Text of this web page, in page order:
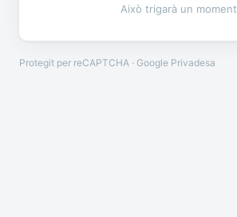
Això trigarà un moment
Protegit per reCAPTCHA · Google Privadesa